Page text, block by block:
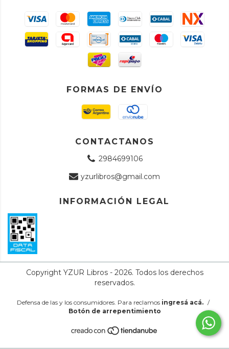
FORMAS DE ENVÍO
CONTACTANOS
2984699106
yzurlibros@gmail.com
INFORMACIÓN LEGAL
Copyright YZUR Libros - 2026. Todos los derechos
reservados.
Defensa de las y los consumidores. Para reclamos ingresá acá. /
Botón de arrepentimiento